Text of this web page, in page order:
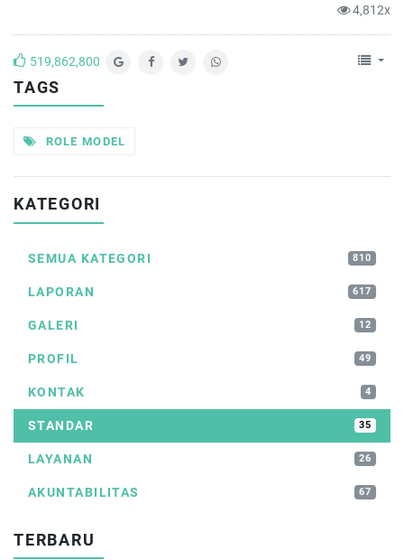
4,812x
519,862,800
TAGS
ROLE MODEL
KATEGORI
SEMUA KATEGORI 810
LAPORAN 617
GALERI 12
PROFIL 49
KONTAK 4
STANDAR 35
LAYANAN 26
AKUNTABILITAS 67
TERBARU